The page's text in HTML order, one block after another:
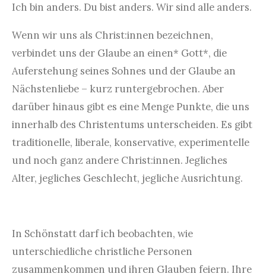
Ich bin anders. Du bist anders. Wir sind alle anders.
Wenn wir uns als Christ:innen bezeichnen,
verbindet uns der Glaube an einen* Gott*, die
Auferstehung seines Sohnes und der Glaube an
Nächstenliebe – kurz runtergebrochen. Aber
darüber hinaus gibt es eine Menge Punkte, die uns
innerhalb des Christentums unterscheiden. Es gibt
traditionelle, liberale, konservative, experimentelle
und noch ganz andere Christ:innen. Jegliches
Alter, jegliches Geschlecht, jegliche Ausrichtung.
In Schönstatt darf ich beobachten, wie
unterschiedliche christliche Personen
zusammenkommen und ihren Glauben feiern. Ihre